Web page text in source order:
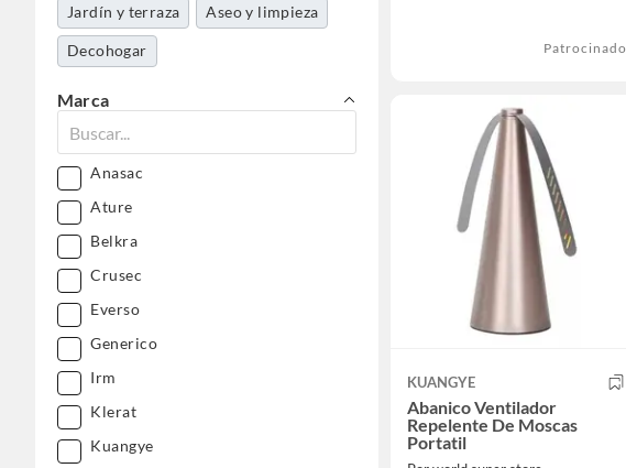
Jardín y terraza Aseo y limpieza
Decohogar
Marca
Anasac
Ature
Belkra
Crusec
Everso
Generico
Irm
Klerat
Kuangye
Patrocinado
KUANGYE
Abanico Ventilador
Repelente De Moscas
Portatil